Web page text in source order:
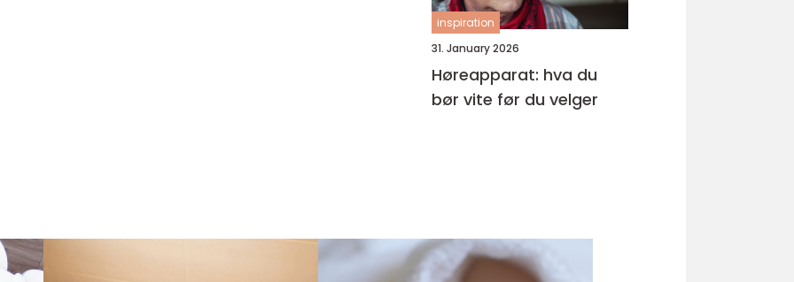
inspiration
31. January 2026
Høreapparat: hva du
bør vite før du velger